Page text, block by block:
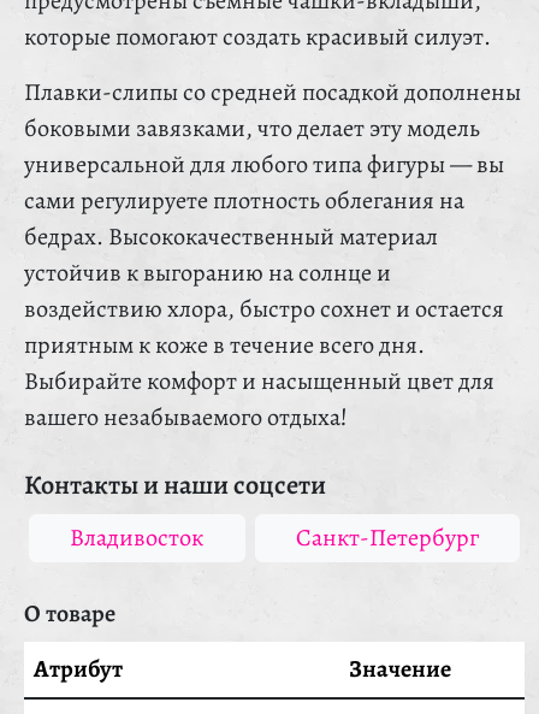
которые помогают создать красивый силуэт.
Плавки-слипы со средней посадкой дополнены
боковыми завязками, что делает эту модель
универсальной для любого типа фигуры — вы
сами регулируете плотность облегания на
бедрах. Высококачественный материал
устойчив к выгоранию на солнце и
воздействию хлора, быстро сохнет и остается
приятным к коже в течение всего дня.
Выбирайте комфорт и насыщенный цвет для
вашего незабываемого отдыха!
Контакты и наши соцсети
Владивосток Санкт-Петербург
О товаре
Атрибут
Значение